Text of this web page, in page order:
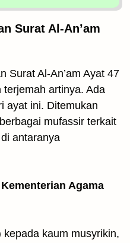
Surat Al-An’am
Surat Al-An’am Ayat 47
artinya. Ada
ayat ini. Ditemukan
mufassir terkait
antaranya
Agama
kaum musyrikin,